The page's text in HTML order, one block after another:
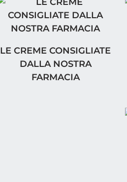
LE CREME CONSIGLIATE
LE CREME CONSIGLIATE
DALLA NOSTRA
FARMACIA